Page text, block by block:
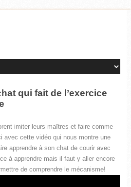
qui fait de l’exercice
imiter leurs maîtres et faire comme
avec cette vidéo qui nous montre une
apprendre à son chat de courir avec
à apprendre mais il faut y aller encore
de comprendre le mécanisme!